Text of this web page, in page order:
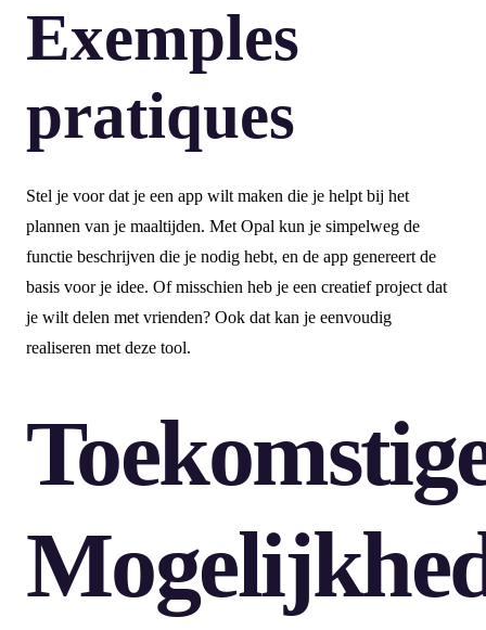
Exemples
pratiques
Stel je voor dat je een app wilt maken die je helpt bij het
plannen van je maaltijden. Met Opal kun je simpelweg de
functie beschrijven die je nodig hebt, en de app genereert de
basis voor je idee. Of misschien heb je een creatief project dat
je wilt delen met vrienden? Ook dat kan je eenvoudig
realiseren met deze tool.